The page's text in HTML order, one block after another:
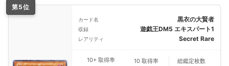
第5位
カード名 黒衣の大賢者
収録 遊戯王DM5 エキスパート1
レアリティ Secret Rare
10+ 取得率 10 取得率 総鑑定枚数